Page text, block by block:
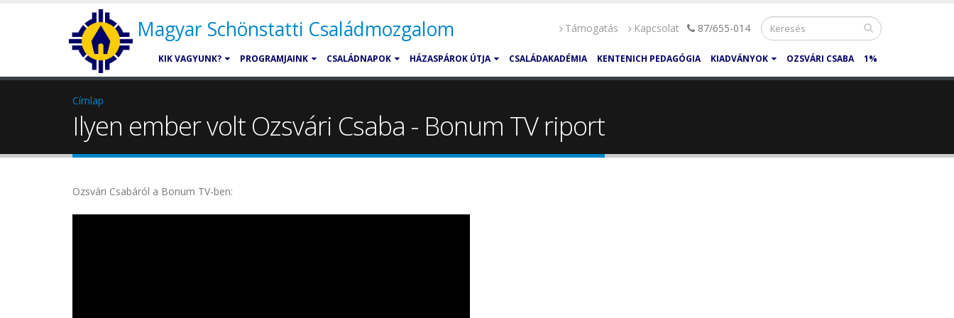
Magyar Schönstatti Családmozgalom Támogatás Kapcsolat 87/655-014
KIK VAGYUNK? PROGRAMJAINK CSALÁDNAPOK HÁZASPÁROK ÚTJA CSALÁDAKADÉMIA KENTENICH PEDAGÓGIA KIADVÁNYOK OZSVÁRI CSABA 1%
Címlap
Ilyen ember volt Ozsvári Csaba - Bonum TV riport
Ozsvári Csabáról a Bonum TV-ben: